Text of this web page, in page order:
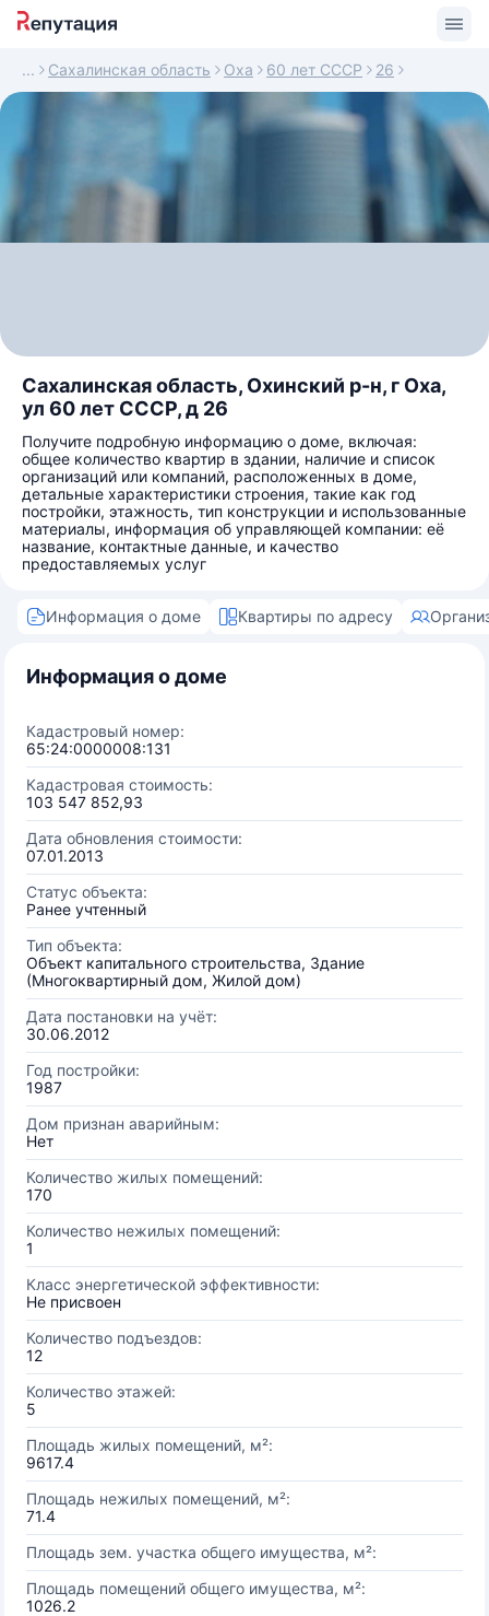
Сахалинская область Оха 60 лет СССР 26
Сахалинская область, Охинский р-н, г Оха,
ул 60 лет СССР, д 26
Получите подробную информацию о доме, включая:
общее количество квартир в здании, наличие и список
организаций или компаний, расположенных в доме,
детальные характеристики строения, такие как год
постройки, этажность, тип конструкции и использованные
материалы, информация об управляющей компании: её
название, контактные данные, и качество
предоставляемых услуг
Информация о доме Квартиры по адресу
Информация о доме
Кадастровый номер:
65:24:0000008:131
Кадастровая стоимость:
103 547 852,93
Дата обновления стоимости:
07.01.2013
Статус объекта:
Ранее учтенный
Тип объекта:
Объект капитального строительства, Здание
(Многоквартирный дом, Жилой дом)
Дата постановки на учёт:
30.06.2012
Год постройки:
1987
Дом признан аварийным:
Нет
Количество жилых помещений:
170
Количество нежилых помещений:
1
Класс энергетической эффективности:
Не присвоен
Количество подъездов:
12
Количество этажей:
5
Площадь жилых помещений, м²:
9617.4
Площадь нежилых помещений, м²:
71.4
Площадь зем. участка общего имущества, м²:
Площадь помещений общего имущества, м²:
1026.2